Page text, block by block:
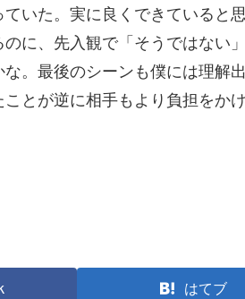
いた。実に良くできていると
に、先入観で「そうではない
。最後のシーンも僕には理解
とが逆に相手もより負担をか
はてブ